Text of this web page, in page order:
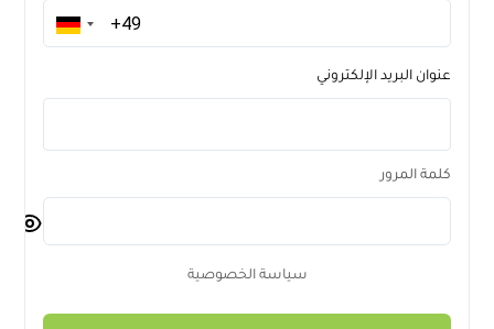
عنوان البريد الإلكتروني
كلمة المرور
سياسة الخصوصية